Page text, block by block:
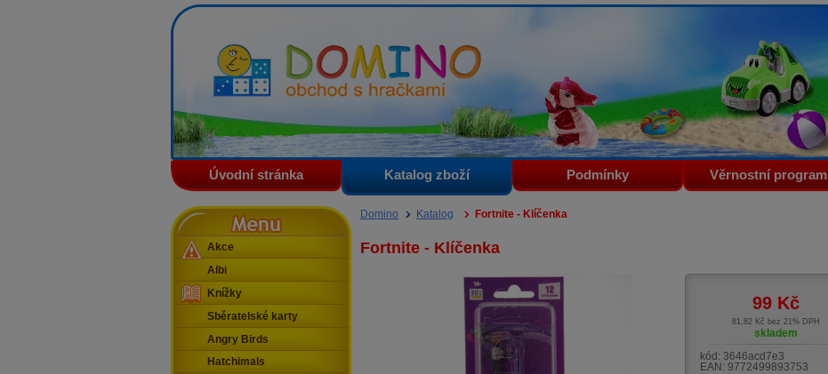
Domino - obchod s hračkami
Úvodní stránka Katalog zboží Podmínky Věrnostní program
Domino Katalog Fortnite - Klíčenka
Fortnite - Klíčenka
99 Kč
81,82 Kč bez 21% DPH
skladem
kód: 3646acd7e3
EAN: 9772499893753
Menu
Akce
Albi
Knížky
Sběratelské karty
Angry Birds
Hatchimals